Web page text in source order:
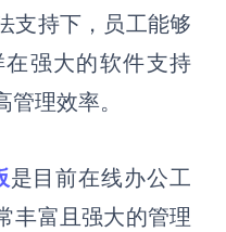
支持下，员工能够
强大的软件支持
理效率。
是目前在线办公工
丰富且强大的管理